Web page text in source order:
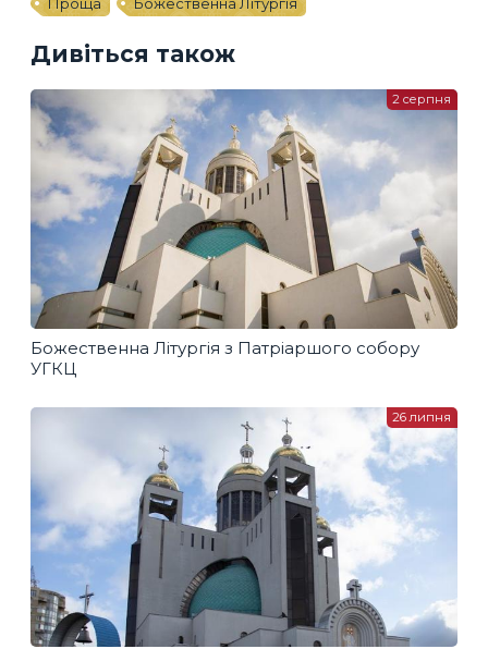
Дивіться також
Божественна Літургія з Патріаршого собору
УГКЦ
2 серпня
26 липня